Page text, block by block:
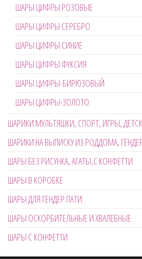
ШАРЫ ЦИФРЫ РОЗОВЫЕ
ШАРЫ ЦИФРЫ СЕРЕБРО
ШАРЫ ЦИФРЫ СИНИЕ
ШАРЫ ЦИФРЫ ФУКСИЯ
ШАРЫ ЦИФРЫ-БИРЮЗОВЫЙ
ШАРЫ ЦИФРЫ-ЗОЛОТО
ШАРИКИ МУЛЬТЯШКИ, СПОРТ, ИГРЫ,
ШАРИКИ НА ВЫПИСКУ ИЗ РОДДОМА,
ШАРЫ БЕЗ РИСУНКА, АГАТЫ,С КОНФЕТТИ
ШАРЫ В КОРОБКЕ
ШАРЫ ДЛЯ ГЕНДЕР ПАТИ
ШАРЫ ОСКОРБИТЕЛЬНЫЕ И ХВАЛЕБНЫЕ
ШАРЫ С КОНФЕТТИ